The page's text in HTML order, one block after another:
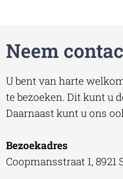
Neem
U bent van harte
te bezoeken. Dit kunt u
Daarnaast kunt u ons
Bezoekadres
Coopmansstraat 1, 8921